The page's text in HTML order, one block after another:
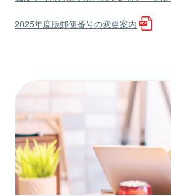
2025年度版郵便番号の変更案内